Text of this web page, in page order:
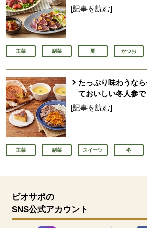
[記事を読む]
主菜 副菜 夏 かつお
たっぷり味わうな
ておいしい冬人参
[記事を読む]
主菜 副菜 スイーツ 冬
ビオサポの
SNS公式アカウント